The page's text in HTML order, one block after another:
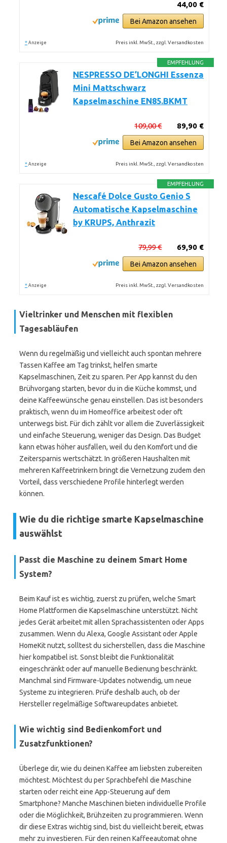
44,00 €
Bei Amazon ansehen
* Anzeige Preis inkl. MwSt., zzgl. Versandkosten
EMPFEHLUNG
NESPRESSO DE’LONGHI Essenza
Mini Mattschwarz
Kapselmaschine EN85.BKMT
89,90 €
109,00 €
Bei Amazon ansehen
* Anzeige Preis inkl. MwSt., zzgl. Versandkosten
EMPFEHLUNG
Nescafé Dolce Gusto Genio S
Automatische Kapselmaschine
by KRUPS, Anthrazit
69,90 €
79,99 €
Bei Amazon ansehen
* Anzeige Preis inkl. MwSt., zzgl. Versandkosten
Vieltrinker und Menschen mit flexiblen
Tagesabläufen
Wenn du regelmäßig und vielleicht auch spontan mehrere
Tassen Kaffee am Tag trinkst, helfen smarte
Kapselmaschinen, Zeit zu sparen. Per App kannst du den
Brühvorgang starten, bevor du in die Küche kommst, und
deine Kaffeewünsche genau einstellen. Das ist besonders
praktisch, wenn du im Homeoffice arbeitest oder oft
unterwegs bist. Für dich zählt vor allem die Zuverlässigkeit
und einfache Steuerung, weniger das Design. Das Budget
kann etwas höher ausfallen, weil du den Komfort und die
Zeitersparnis wertschätzt. In größeren Haushalten mit
mehreren Kaffeetrinkern bringt die Vernetzung zudem den
Vorteil, dass verschiedene Profile hinterlegt werden
können.
Wie du die richtige smarte Kapselmaschine
auswählst
Passt die Maschine zu deinem Smart Home
System?
Beim Kauf ist es wichtig, zuerst zu prüfen, welche Smart
Home Plattformen die Kapselmaschine unterstützt. Nicht
jedes Gerät arbeitet mit allen Sprachassistenten oder Apps
zusammen. Wenn du Alexa, Google Assistant oder Apple
HomeKit nutzt, solltest du sicherstellen, dass die Maschine
hier kompatibel ist. Sonst bleibt die Funktionalität
eingeschränkt oder auf manuelle Bedienung beschränkt.
Manchmal sind Firmware-Updates notwendig, um neue
Systeme zu integrieren. Prüfe deshalb auch, ob der
Hersteller regelmäßige Softwareupdates anbietet.
Wie wichtig sind Bedienkomfort und
Zusatzfunktionen?
Überlege dir, wie du deinen Kaffee am liebsten zubereiten
möchtest. Möchtest du per Sprachbefehl die Maschine
starten oder reicht eine App-Steuerung auf dem
Smartphone? Manche Maschinen bieten individuelle Profile
oder die Möglichkeit, Brühzeiten zu programmieren. Wenn
dir diese Extras wichtig sind, bist du vielleicht bereit, etwas
mehr zu investieren. Für den reinen Kaffeeautomat ohne